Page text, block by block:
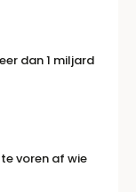
dan 1 miljard
voren af wie